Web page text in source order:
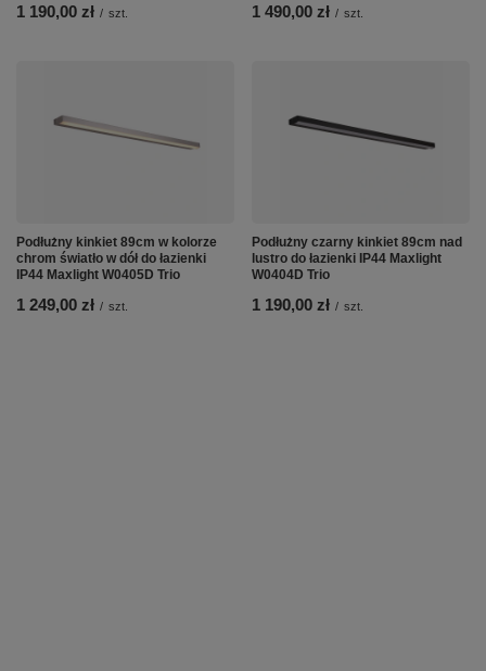
1 190,00 zł / szt. 1 490,00 zł / szt.
Podłużny kinkiet 89cm w kolorze
chrom światło w dół do łazienki
IP44 Maxlight W0405D Trio
1 249,00 zł / szt.
Podłużny czarny kinkiet 89cm nad
lustro do łazienki IP44 Maxlight
W0404D Trio
1 190,00 zł / szt.